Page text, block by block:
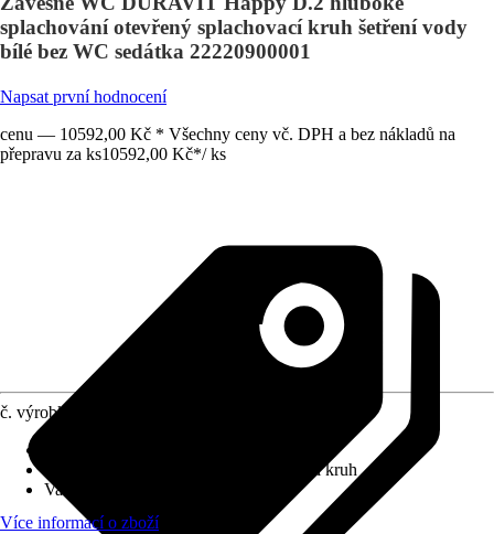
splachování otevřený splachovací kruh šetření vody
bílé bez WC sedátka 22220900001
Napsat první hodnocení
cenu — 10592,00 Kč * Všechny ceny vč. DPH a bez nákladů na
přepravu za ks10592,00 Kč*/ ks
č. výrobku
otevřený splachovací kruh
Varianta
Více informací o zboží